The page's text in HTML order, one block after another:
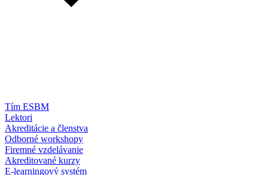
Tím ESBM
Lektori
Akreditácie a členstva
Odborné workshopy
Firemné vzdelávanie
Akreditované kurzy
E-learningový systém